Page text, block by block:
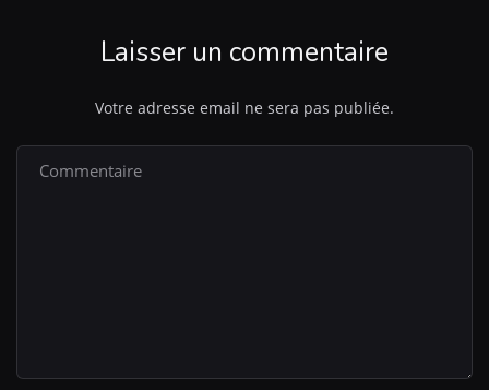
Laisser un commentaire
Votre adresse email ne sera pas publiée.